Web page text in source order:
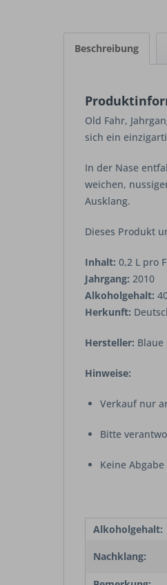
Beschreibung
Old Fahr,
sich ein
In der Nase
weichen,
Ausklang.
Dieses Produkt
Inhalt: 0,2 L pro
Jahrgang: 2010
Alkoholgehalt:
Herkunft:
Hersteller: Blaue
Hinweise:
Verkauf nur
Bitte
Keine
Alkoholgehalt:
Nachklang: